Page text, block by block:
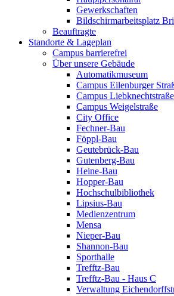
Gewerkschaften
Bildschirmarbeitsplatz
Beauftragte
Standorte & Lageplan
Campus barrierefrei
Über unsere Gebäude
Automatikmuseum
Campus Eilenburger
Campus Liebknechtstraße
Campus Weigelstraße
City Office
Fechner-Bau
Föppl-Bau
Geutebrück-Bau
Gutenberg-Bau
Heine-Bau
Hopper-Bau
Hochschulbibliothek
Lipsius-Bau
Medienzentrum
Mensa
Nieper-Bau
Shannon-Bau
Sporthalle
Trefftz-Bau
Trefftz-Bau - Haus C
Verwaltung